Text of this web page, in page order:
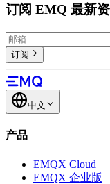
订阅 EMQ 最新
订阅
中文
产品
EMQX Cloud
EMQX 企业版